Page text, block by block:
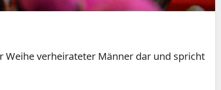
Weihe verheirateter Männer dar und spricht